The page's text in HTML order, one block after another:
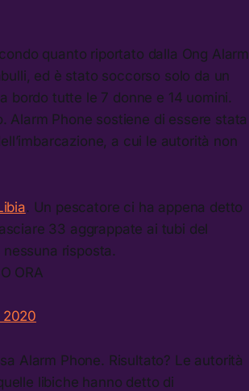
quanto riportato dalla Ong Alarm
ed è stato soccorso solo da un
bordo tutte le 7 donne e 14 uomini.
Alarm Phone sostiene di essere stata
a cui le autorità non
. Un pescatore ci ha appena detto
33 aggrappate ai tubi del
risposta.
ORA
2020
Alarm Phone. Risultato? Le autorità
libiche hanno detto di